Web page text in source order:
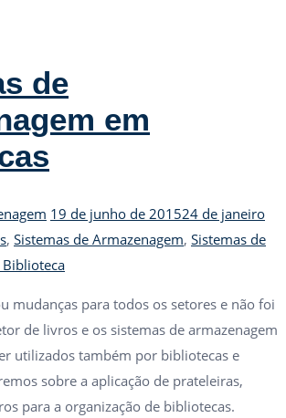
de
em
Posted
on
19 de junho de 201524 de janeiro
, Sistemas de Armazenagem, Sistemas de
mudanças para todos os setores e não foi
de livros e os sistemas de armazenagem
utilizados também por bibliotecas e
sobre a aplicação de prateleiras,
para a organização de bibliotecas.